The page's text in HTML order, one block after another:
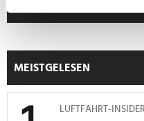
bestimmten
verarbeitet werden, und
Wir verwenden Cookies,
MEISTGELESEN
LUFTFAHRT-